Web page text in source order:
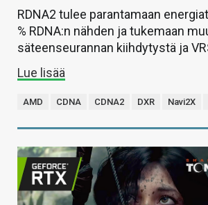
RDNA2 tulee parantamaan
% RDNA:n nähden ja tukemaan
säteenseurannan kiihdytystä ja
Lue lisää
AMD CDNA CDNA2 DXR Navi2X